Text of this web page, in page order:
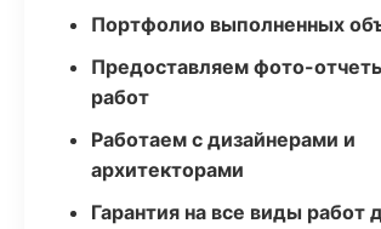
Портфолио выполненных
Предоставляем фото-
работ
Работаем с дизайнерами и
архитекторами
Гарантия на все виды работ